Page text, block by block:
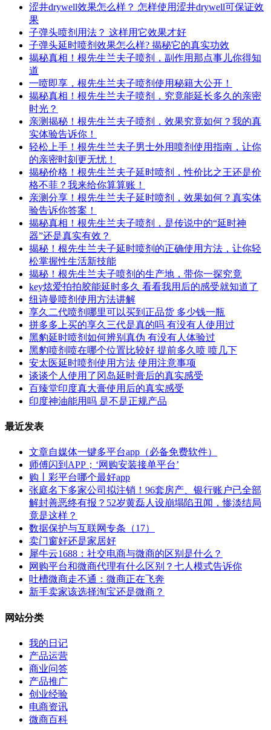
涩井drywell效果怎么样？ 怎样使用涩井drywell可保证效
果
子弹头喷剂用法？ 这样用它效果才好
子弹头延时喷剂效果怎么样? 揭秘它的真实功效
揭秘真相！根先生兰夫子喷剂，副作用那点事儿你得知
道
一喷即享，根先生兰夫子喷剂使用秘籍大公开！
揭秘真相！根先生兰夫子喷剂，究竟能延长多久的亲密
时光？
亲测揭秘！根先生兰夫子喷剂，效果究竟如何？我的真
实体验告诉你！
轻松上手！根先生兰夫子男士外用喷剂使用指南，让你
的亲密时刻更无忧！
揭秘价格！根先生兰夫子延时喷剂，性价比之王还是价
格不菲？我来给你算算账！
亲测分享！根先生兰夫子延时喷剂，效果如何？真实体
验告诉你答案！
揭秘真相！根先生兰夫子喷剂，是传说中的“延时神
器”还是真实有效？
揭秘！根先生兰夫子延时喷剂的正确使用方法，让你轻
松掌握性生活新技能
揭秘！根先生兰夫子喷剂的生产地，带你一探究竟
key炫爱拍拍胶能延时多久 看看我用后的感受就知道了
纽诗曼喷剂使用方法讲解
享久二代喷剂哪里可以买到正品货 多少钱一瓶
拼多多上买的享久三代是真的吗 有没有人使用过
黑豹延时喷剂如何辨别真伪 有没有人体验过
黑豹喷剂喷在哪个位置比较好 提前多久喷 喷几下
安太医延时喷剂使用方法 使用注意事项
谈谈个人使用了冈岛延时膏后的真实感受
百臻堂印度真大膏使用后的真实感受
印度神油能用吗 是不是正规产品
最近发表
文章自媒体一键多平台app（必备免费软件）
师傅闪到APP；‘网购安装接单平台’
购丨彩平台哪个最好app
张庭名下多家公司拟注销！96套房产、银行账户已全部
解封善恶终有报？52岁黄磊人设崩塌陷丑闻，惨淡结局
竟是这样？
数据保护与互联网专条（17）
卖门窗好还是家居好
犀牛云1688：社交电商与微商的区别是什么？
网购平台和微商代理有什么区别？七人模式告诉你
吐槽微商走不通：微商正在飞奔
新手卖家该选择淘宝还是微商？
网站分类
我的日记
产品运营
商业问答
产品推广
创业经验
电商资讯
微商百科